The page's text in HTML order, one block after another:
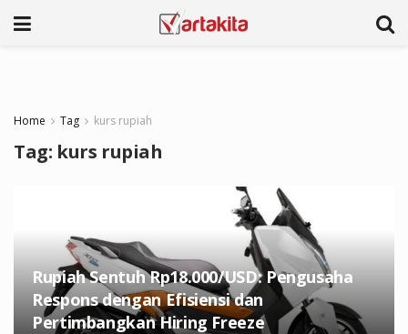
Home Tag kurs rupiah
Tag: kurs rupiah
Rupiah Sentuh Rp18.000/USD: Pengusaha
Respons dengan Efisiensi dan
Pertimbangkan Hiring Freeze